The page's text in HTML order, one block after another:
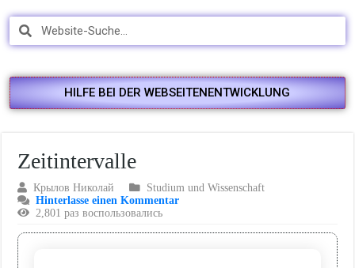
HILFE BEI DER WEBSEITENENTWICKLUNG
Zeitintervalle
Крылов Николай
Studium und Wissenschaft
Hinterlasse einen Kommentar
2,801 раз воспользовались